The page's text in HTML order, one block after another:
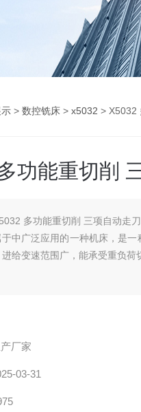
> 数控铣床 > x5032 > X5032
功能重切削
多功能重切削 三项自动走刀
中广泛应用的一种机床，是
给变速范围广，能承受重负荷
厂家
03-31